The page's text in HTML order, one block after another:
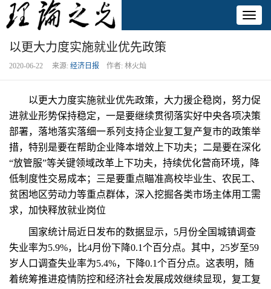
以更大力度实施就业优先政策
2020-06-22 来源: 经济日报 作者: 林火灿
以更大力度实施就业优先政策，大力援企稳岗，努力促
进就业形势保持稳定，一是要继续贯彻落实好中央各项决策
部署，落地落实落细一系列支持企业复工复产复市的政策举
措，特别是要在帮助企业降本增效上下功夫；二是要在深化
“放管服”等关键领域改革上下功夫，持续优化营商环境，降
低制度性交易成本；三是要重点瞄准高校毕业生、农民工、
贫困地区劳动力等重点群体，深入挖掘各类市场主体用工需
求，加快释放就业岗位
国家统计局近日发布的数据显示，5月份全国城镇调查
失业率为5.9%，比4月份下降0.1个百分点。其中，25岁至59
岁人口调查失业率为5.4%，下降0.1个百分点。这表明，随
着统筹推进疫情防控和经济社会发展成效继续显现，复工复